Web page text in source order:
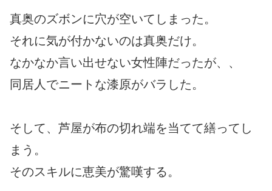
真奥のズボンに穴が空いてしまった。
それに気が付かないのは真奥だけ。
なかなか言い出せない女性陣だったが、、
同居人でニートな漆原がバラした。
そして、芦屋が布の切れ端を当てて繕ってし
まう。
そのスキルに恵美が驚嘆する。